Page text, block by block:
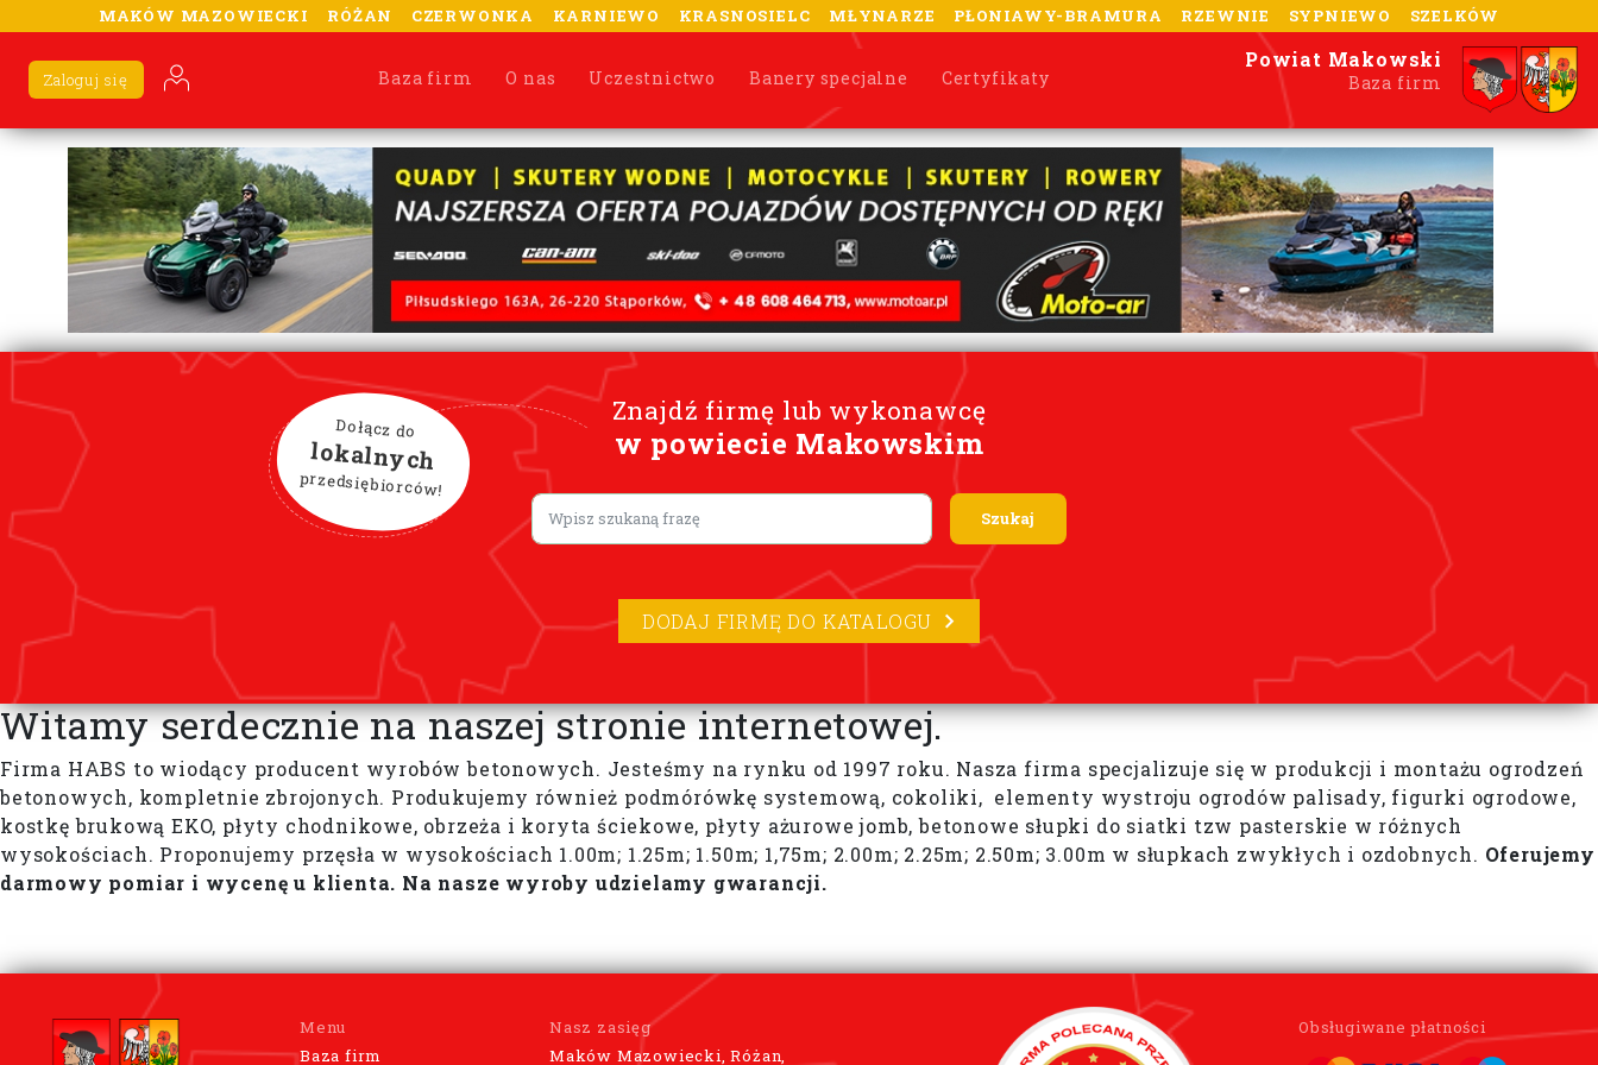
MAKÓW MAZOWIECKI RÓŻAN CZERWONKA KARNIEWO KRASNOSIELC MŁYNARZE PŁONIAWY-BRAMURA RZEWNIE SYPNIEWO SZELKÓW
Baza firm O nas Uczestnictwo Banery specjalne Certyfikaty
Zaloguj się
Powiat Makowski
Baza firm
Znajdź firmę lub wykonawcę
w powiecie Makowskim
Dołącz do
lokalnych
przedsiębiorców!
Lorem ipsum
DODAJ FIRMĘ DO KATALOGU
Witamy serdecznie na naszej stronie internetowej.
Firma HABS to wiodący producent wyrobów betonowych. Jesteśmy na rynku od 1997 roku. Nasza firma specjalizuje się w produkcji i montażu ogrodzeń
betonowych, kompletnie zbrojonych. Produkujemy również podmórówkę systemową, cokoliki, elementy wystroju ogrodów palisady, figurki ogrodowe,
kostkę brukową EKO, płyty chodnikowe, obrzeża i koryta ściekowe, płyty ażurowe jomb, betonowe słupki do siatki tzw pasterskie w różnych
wysokościach. Proponujemy przęsła w wysokościach 1.00m; 1.25m; 1.50m; 1,75m; 2.00m; 2.25m; 2.50m; 3.00m w słupkach zwykłych i ozdobnych. Oferujemy
darmowy pomiar i wycenę u klienta. Na nasze wyroby udzielamy gwarancji.
Menu
Baza firm
Nasz zasięg
Maków Mazowiecki, Różan,
Obsługiwane płatności